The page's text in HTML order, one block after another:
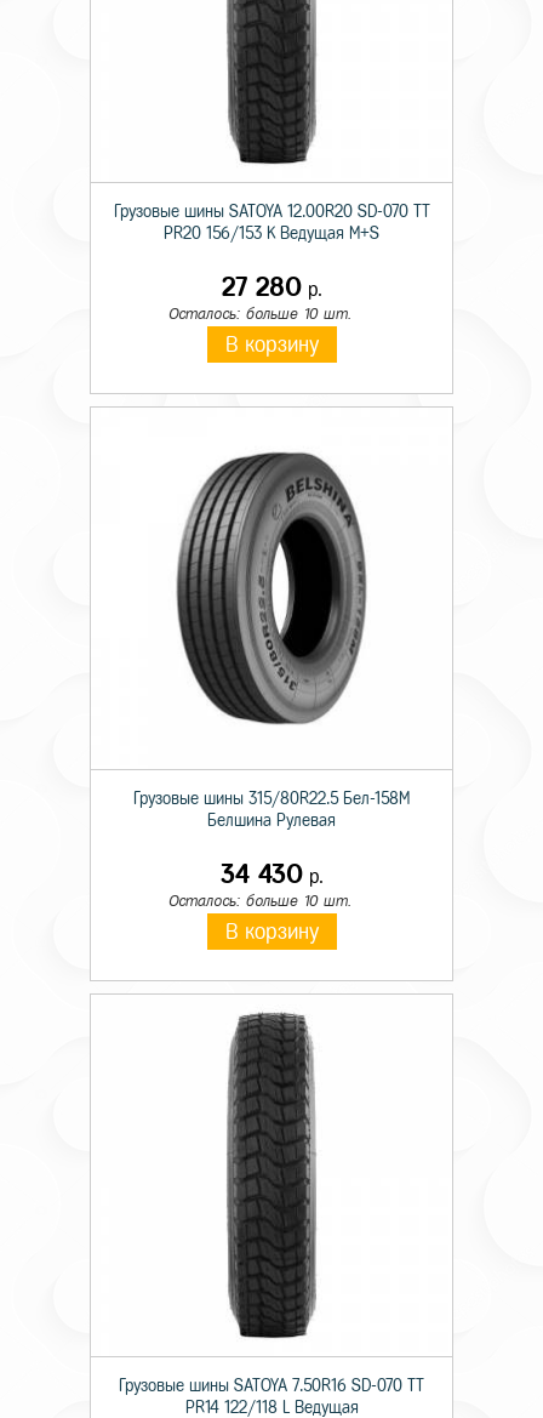
Грузовые шины SATOYA 12.00R20 SD-070 TT
PR20 156/153 K Ведущая M+S
27 280р.
Осталось: больше 10 шт.
В корзину
Грузовые шины 315/80R22.5 Бел-158М
Белшина Рулевая
34 430р.
Осталось: больше 10 шт.
В корзину
Грузовые шины SATOYA 7.50R16 SD-070 TT
PR14 122/118 L Ведущая